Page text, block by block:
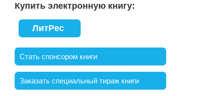
Купить электронную книгу
ЛитРес
Стать спонсором книги
Заказать специальный тираж книги